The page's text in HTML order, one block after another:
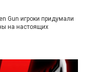
Gun игроки придумали
на настоящих